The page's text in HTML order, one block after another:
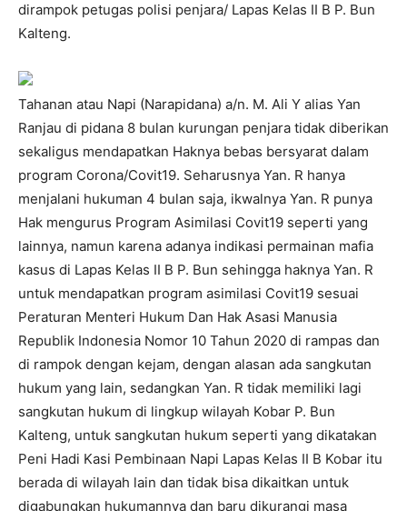
dirampok petugas polisi penjara/ Lapas Kelas II B P. Bun
Kalteng.
Tahanan atau Napi (Narapidana) a/n. M. Ali Y alias Yan
Ranjau di pidana 8 bulan kurungan penjara tidak diberikan
sekaligus mendapatkan Haknya bebas bersyarat dalam
program Corona/Covit19. Seharusnya Yan. R hanya
menjalani hukuman 4 bulan saja, ikwalnya Yan. R punya
Hak mengurus Program Asimilasi Covit19 seperti yang
lainnya, namun karena adanya indikasi permainan mafia
kasus di Lapas Kelas II B P. Bun sehingga haknya Yan. R
untuk mendapatkan program asimilasi Covit19 sesuai
Peraturan Menteri Hukum Dan Hak Asasi Manusia
Republik Indonesia Nomor 10 Tahun 2020 di rampas dan
di rampok dengan kejam, dengan alasan ada sangkutan
hukum yang lain, sedangkan Yan. R tidak memiliki lagi
sangkutan hukum di lingkup wilayah Kobar P. Bun
Kalteng, untuk sangkutan hukum seperti yang dikatakan
Peni Hadi Kasi Pembinaan Napi Lapas Kelas II B Kobar itu
berada di wilayah lain dan tidak bisa dikaitkan untuk
digabungkan hukumannya dan baru dikurangi masa